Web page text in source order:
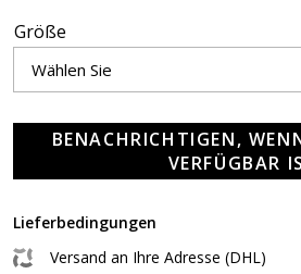
Größe
BENACHRICHTIGEN,
VERFÜGBAR
Lieferbedingungen
Versand an Ihre Adresse (DHL)